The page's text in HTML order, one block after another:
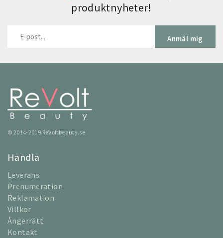
produktnyheter!
Anmäl mig
© 2014-2019 ReVoltbeauty.se
Handla
Leverans
Prenumeration
Reklamation
Villkor
Ångerrätt
Kontakt